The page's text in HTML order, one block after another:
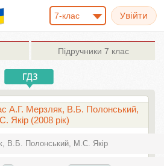
7-клас
Підручники 7 клас
А.Г. Мерзляк, В.Б. Полонський,
Якір (2008 рік)
В.Б. Полонський, М.С. Якір